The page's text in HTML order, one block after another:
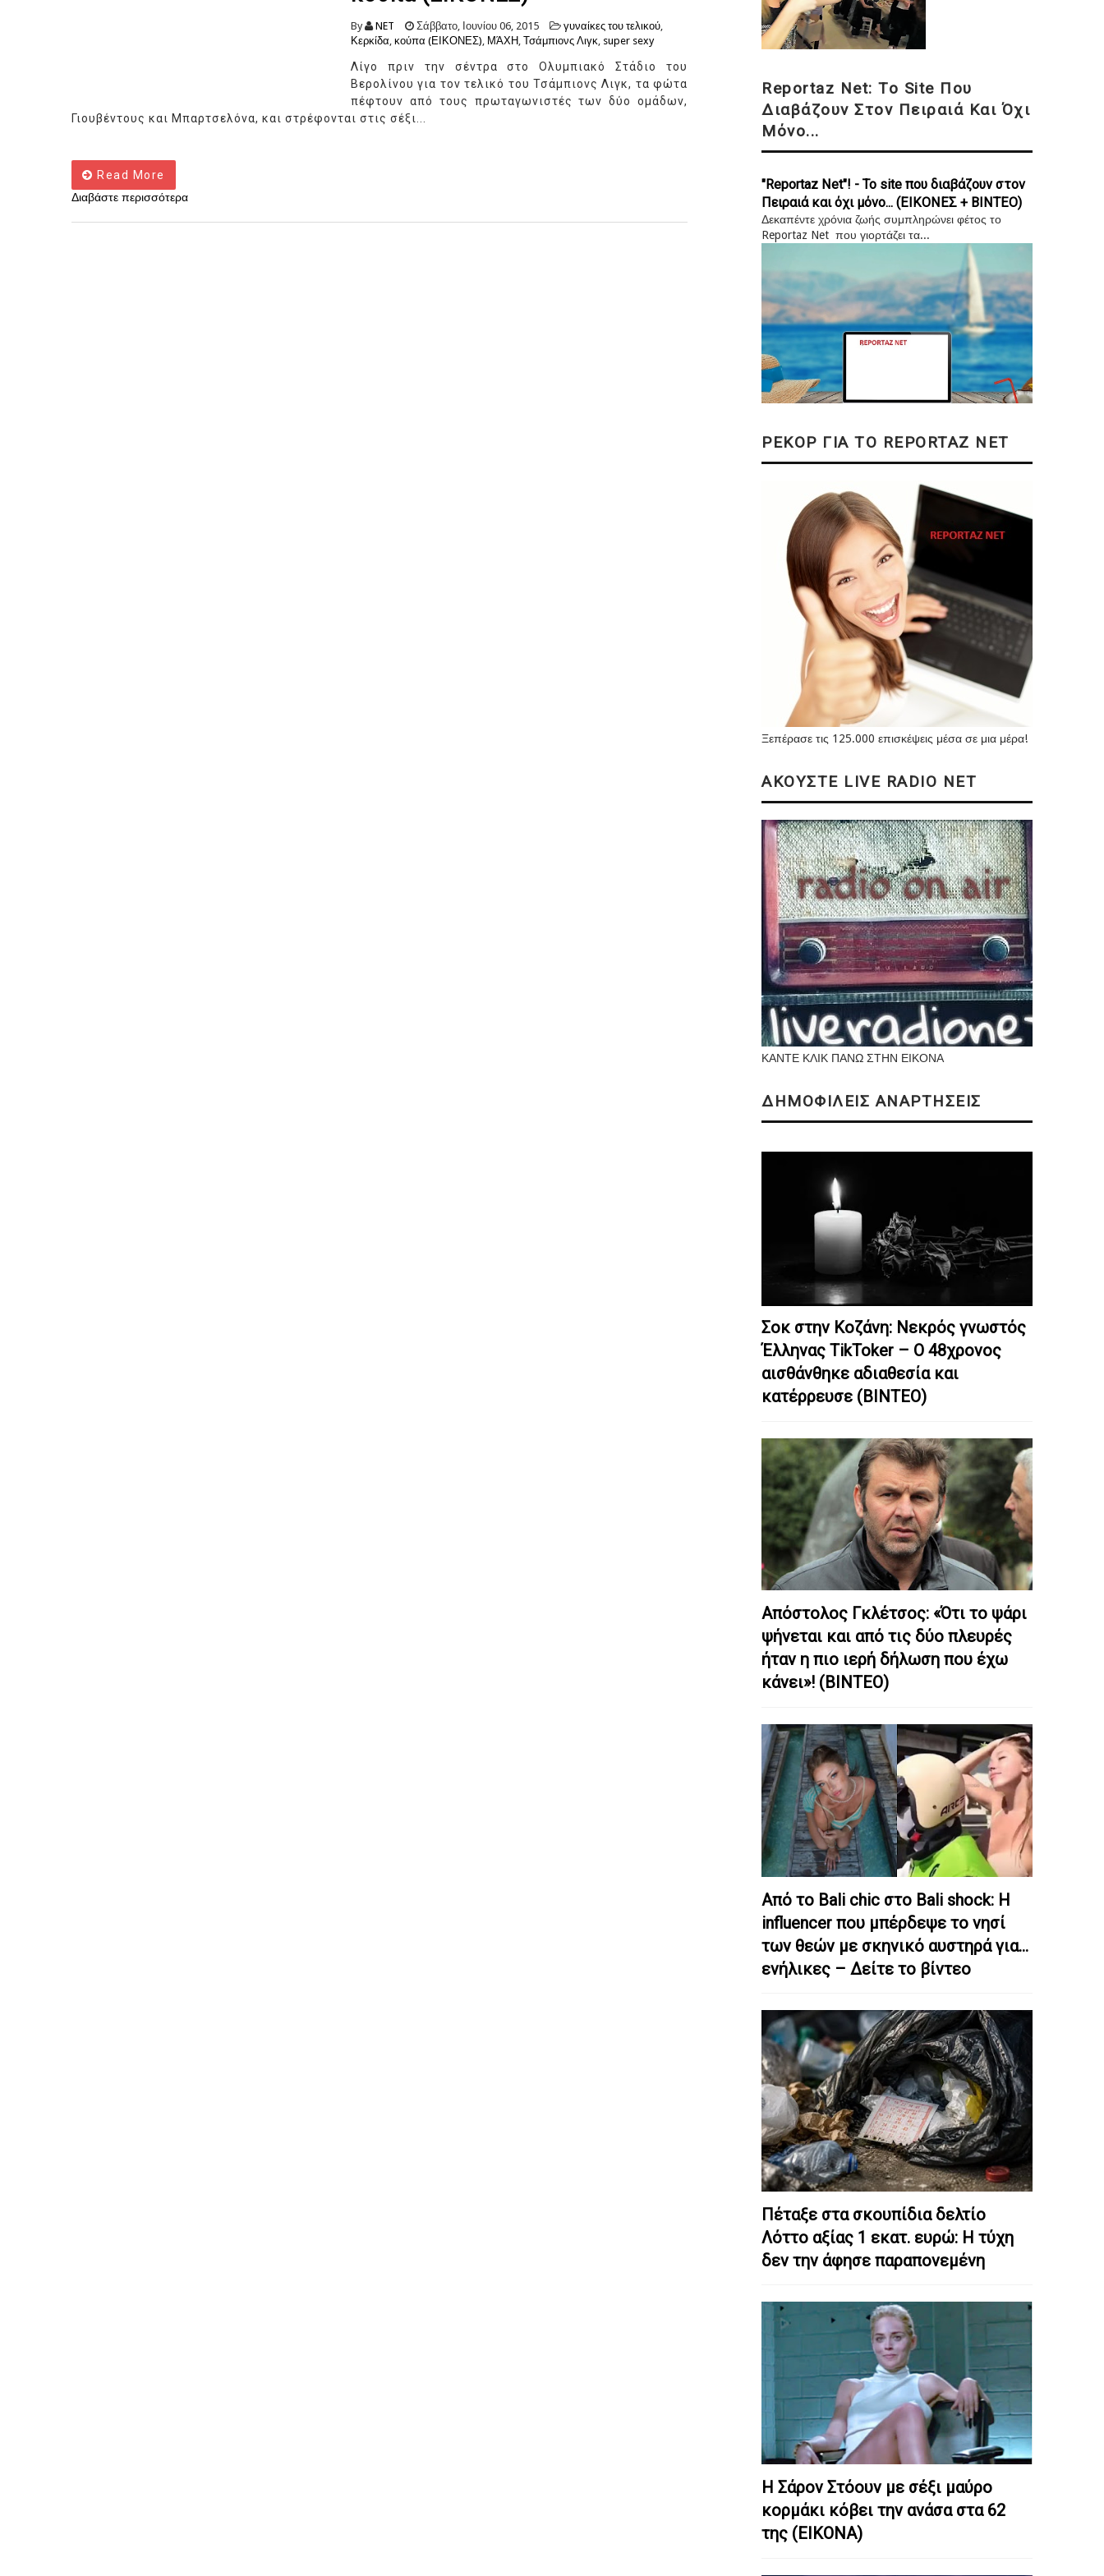
By NET Σάββατο, Ιουνίου 06, 2015 γυναίκες του τελικού,
Κερκίδα, κούπα (ΕΙΚΟΝΕΣ), ΜΆΧΗ, Τσάμπιονς Λιγκ, super sexy
Λίγο πριν την σέντρα στο Ολυμπιακό Στάδιο του
Βερολίνου για τον τελικό του Τσάμπιονς Λιγκ, τα φώτα
πέφτουν από τους πρωταγωνιστές των δύο ομάδων,
Γιουβέντους και Μπαρτσελόνα, και στρέφονται στις σέξι...
Read More
Διαβάστε περισσότερα
Reportaz Net: Το Site Που
Διαβάζουν Στον Πειραιά Και Όχι
Μόνο...
"Reportaz Net"! - Το site που διαβάζουν στον
Πειραιά και όχι μόνο... (ΕΙΚΟΝΕΣ + ΒΙΝΤΕΟ)
Δεκαπέντε χρόνια ζωής συμπληρώνει φέτος το
Reportaz Net που γιορτάζει τα...
ΡΕΚΟΡ ΓΙΑ ΤΟ REPORTAZ NET
Ξεπέρασε τις 125.000 επισκέψεις μέσα σε μια μέρα!
ΑΚΟΥΣΤΕ LIVE RADIO NET
ΚΑΝΤΕ ΚΛΙΚ ΠΑΝΩ ΣΤΗΝ ΕΙΚΟΝΑ
ΔΗΜΟΦΙΛΕΙΣ ΑΝΑΡΤΗΣΕΙΣ
Σοκ στην Κοζάνη: Nεκρός γνωστός
Έλληνας TikToker – Ο 48χρονος
αισθάνθηκε αδιαθεσία και
κατέρρευσε (ΒΙΝΤΕΟ)
Απόστολος Γκλέτσος: «Ότι το ψάρι
ψήνεται και από τις δύο πλευρές
ήταν η πιο ιερή δήλωση που έχω
κάνει»! (ΒΙΝΤΕΟ)
Από το Bali chic στο Bali shock: Η
influencer που μπέρδεψε το νησί
των θεών με σκηνικό αυστηρά για…
ενήλικες – Δείτε το βίντεο
Πέταξε στα σκουπίδια δελτίο
Λόττο αξίας 1 εκατ. ευρώ: Η τύχη
δεν την άφησε παραπονεμένη
Η Σάρον Στόουν με σέξι μαύρο
κορμάκι κόβει την ανάσα στα 62
της (ΕΙΚΟΝΑ)